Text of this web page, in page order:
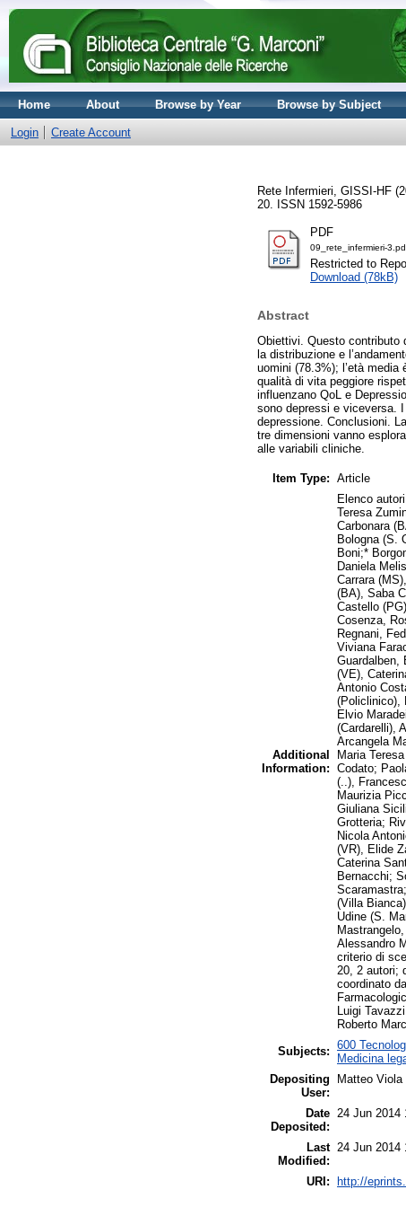
Home About Browse by Year Browse by Subject
Login Create Account
Rete Infermieri, GISSI-HF
20. ISSN 1592-5986
PDF
09_rete_infermieri-
Restricted to
Download (78kB)
Abstract
Obiettivi. Questo contributo
la distribuzione e
uomini (78.3%); l’età
qualità di vita peggiore
influenzano QoL e
sono depressi e viceversa.
depressione. Conclusioni.
tre dimensioni vanno
alle variabili cliniche.
Item Type: Article
Additional
Information:
Elenco
Teresa
Carbonara
Bologna (S.
Boni;*
Daniela
Carrara
(BA), Saba
Castello
Cosenza,
Regnani,
Viviana
Guardalben,
(VE),
Antonio
(Policlinico),
Elvio
(Cardarelli),
Arcangela
Maria
Codato;
(..),
Maurizia
Giuliana
Grotteria;
Nicola
(VR), Elide
Caterina
Bernacchi;
(Villa
Udine (S.
Alessandro
criterio di
20, 2 autori;
coordinato
Luigi
Roberto
Subjects: 600
Medicina
Depositing
User:
Matteo Viola
Date
Deposited:
24 Jun 2014
Last
Modified:
24 Jun 2014
URI: http://